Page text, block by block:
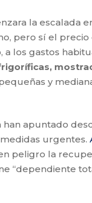
la escalada
pero sí el
a los gastos
y
han apuntado
urgentes.
peligro la
“dependiente